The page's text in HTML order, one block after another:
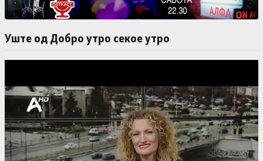
Уште од Добро утро секое утро